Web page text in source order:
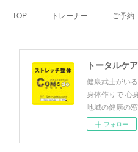
TOP トレーナー ご予約
お客様の声
トータル
健康武士がい
身体作りで 心
地域の健康の
フォロー